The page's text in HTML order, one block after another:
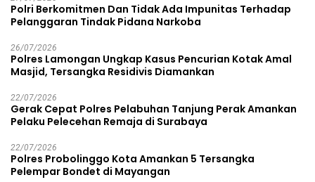
Polri Berkomitmen Dan Tidak Ada Impunitas Terhadap
Pelanggaran Tindak Pidana Narkoba
26/07/2026
Polres Lamongan Ungkap Kasus Pencurian Kotak Amal
Masjid, Tersangka Residivis Diamankan
22/07/2026
Gerak Cepat Polres Pelabuhan Tanjung Perak Amankan
Pelaku Pelecehan Remaja di Surabaya
22/07/2026
Polres Probolinggo Kota Amankan 5 Tersangka
Pelempar Bondet di Mayangan